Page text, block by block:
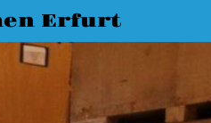
Erfurt